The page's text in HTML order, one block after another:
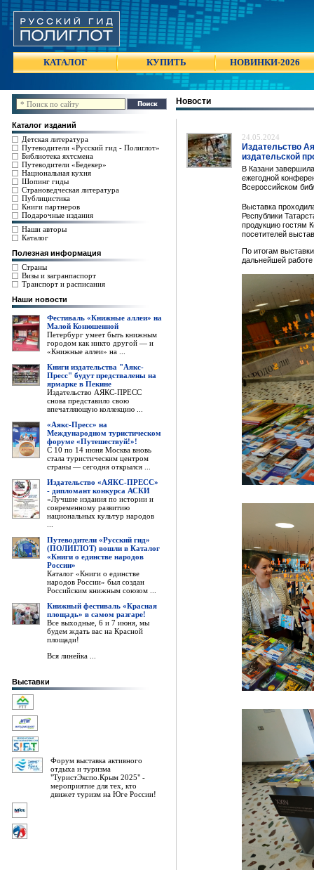
КАТАЛОГ КУПИТЬ НОВИНКИ-2026
Каталог изданий
Детская литература
Путеводители «Русский гид - Полиглот»
Библиотека яхтсмена
Путеводители «Бедекер»
Национальная кухня
Шопинг гиды
Страноведческая литература
Публицистика
Книги партнеров
Подарочные издания
Наши авторы
Каталог
Полезная информация
Страны
Визы и загранпаспорт
Транспорт и расписания
Наши новости
Фестиваль «Книжные аллеи» на
Малой Конюшенной
Петербург умеет быть книжным
городом как никто другой — и
«Книжные аллеи» на ...
Книги издательства "Аякс-
Пресс" будут предствалены на
ярмарке в Пекине
Издательство АЯКС-ПРЕСС
снова представило свою
впечатляющую коллекцию ...
«Аякс-Пресс» на
Международном туристическом
форуме «Путешествуй!»!
С 10 по 14 июня Москва вновь
стала туристическим центром
страны — сегодня открылся ...
Издательство «АЯКС-ПРЕСС»
- дипломант конкурса АСКИ
«Лучшие издания по истории и
современному развитию
национальных культур народов
Путеводители «Русский гид»
(ПОЛИГЛОТ) вошли в Каталог
«Книги о единстве народов
России»
Каталог «Книги о единстве
народов России» был создан
Российским книжным союзом ...
Книжный фестиваль «Красная
площадь» в самом разгаре!
Все выходные, 6 и 7 июня, мы
будем ждать вас на Красной
площади!
Вся линейка ...
Выставки
Форум выставка активного
отдыха и туризма
"ТуристЭкспо.Крым 2025" -
мероприятие для тех, кто
движет туризм на Юге России!
Новости
24.05.2024
Издательство
издательской
В Казани
ежегодной
Всероссийском
Выставка
Республики
продукцию гостям
посетителей
По итогам
дальнейшей работе